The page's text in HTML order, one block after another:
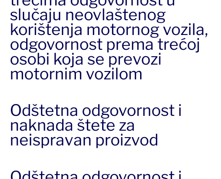
slučaju neovlaštenog
korištenja motornog vozila,
odgovornost prema trećoj
osobi koja se prevozi
motornim vozilom
Odštetna odgovornost i
naknada štete za
neispravan proizvod